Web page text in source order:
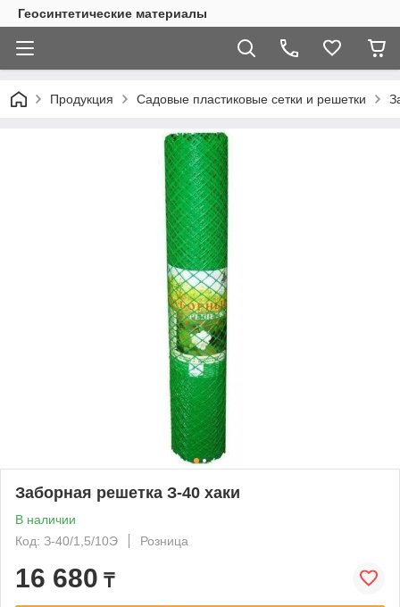
Геосинтетические материалы
Продукция Садовые пластиковые сетки и решетки
Заборная решетка З-40 хаки
В наличии
Код: З-40/1,5/10Э
Розница
16 680 ₸